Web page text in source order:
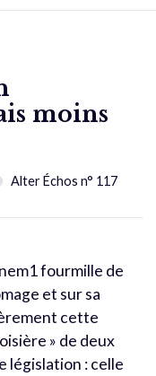
moins
Alter Échos n° 117
fourmille de
et sur sa
cette
» de deux
législation : celle